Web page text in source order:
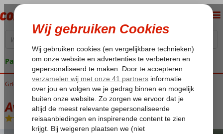
Pakketgarantie
Home
Griekenland Rhodos Ixia Avra Beach
Avra Beach
All Inclusive- Hotel